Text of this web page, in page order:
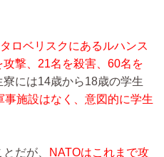
ロベリスクにあるルハンス
撃、21名を殺害、60名を
寮には14歳から18歳の学生
事施設はなく、意図的に学生
だが、
NATOはこれまで攻